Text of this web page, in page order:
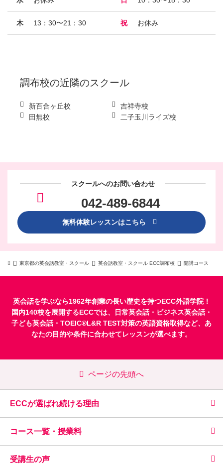
木 13：30〜21：30 祝 お休み
調布校の近隣のスクール
新百合ヶ丘校
吉祥寺校
田無校
二子玉川ライズ校
スクールへのお問い合わせ
042-489-6844
無料体験レッスンはこちら
東京都の英会話教室・スクール 英会話教室・スクール ECC調布校 開講コース
英会話を学ぶなら1962年創業の長い歴史を持つECC外語学院！
国内140校を展開するECCでは、
日常英会話・ ビジネス英会話・
子ども英会話・ TOEIC®L&R TEST対策の英語資格取得など、あ
なたの目的や条件に合わせてレッスンが選べます。
ページの先頭へ
ECCが選ばれ続ける理由
コース一覧・授業料
受講生の声